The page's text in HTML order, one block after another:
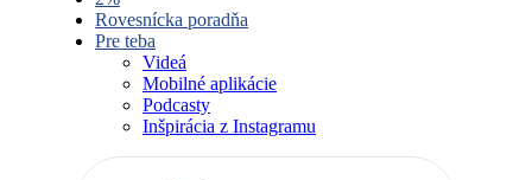
Rovesnícka poradňa
Pre teba
Videá
Mobilné aplikácie
Podcasty
Inšpirácia z Instagramu